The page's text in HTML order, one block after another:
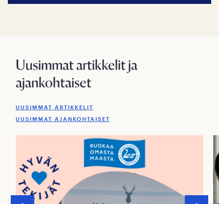
Uusimmat artikkelit ja
ajankohtaiset
UUSIMMAT ARTIKKELIT
UUSIMMAT AJANKOHTAISET